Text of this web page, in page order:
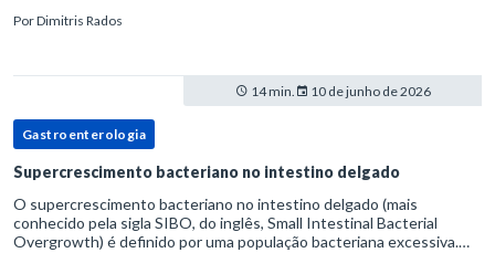
PorDimitris Rados
14 min. 10 de junho de 2026
Gastroenterologia
Supercrescimento bacteriano no intestino delgado
O supercrescimento bacteriano no intestino delgado (mais
conhecido pela sigla SIBO, do inglês, Small Intestinal Bacterial
Overgrowth) é definido por uma população bacteriana excessiva.